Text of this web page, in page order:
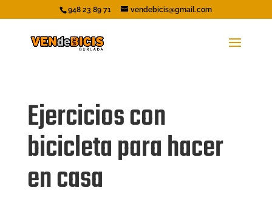
948 23 89 71 vendebicis@gmail.com
Ejercicios con
bicicleta para hacer
en casa